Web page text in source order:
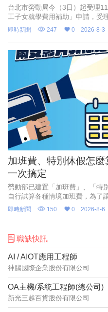
台北市勞動局今（3日）起受理
工子女就學費用補助」申請，受
北市、於4月1日至9月30日非自
內大專校院並
即時新聞 247 0 2026-8-3
加班費、特別休假怎
一次搞定
勞動部已建置「加班費」、「特
自行試算各種情境加班費，為了
動部特別推出2支1分鐘懶人包影
雇主都能一看就懂、動動手
即時新聞 150 0 2026-8-6
職缺快訊
AI / AIOT應用工程師
神腦國際企業股份有限公司
OA主機/系統工程師(總公司)
新光三越百貨股份有限公司